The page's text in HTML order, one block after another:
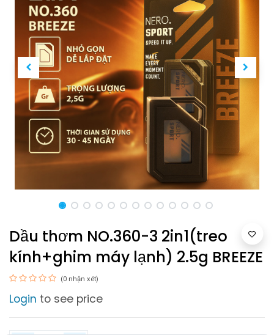
Dầu thơm NO.360-3 2in1(treo
kính+ghim máy lạnh) 2.5g BREEZE
(0 nhận xét)
Login to see price